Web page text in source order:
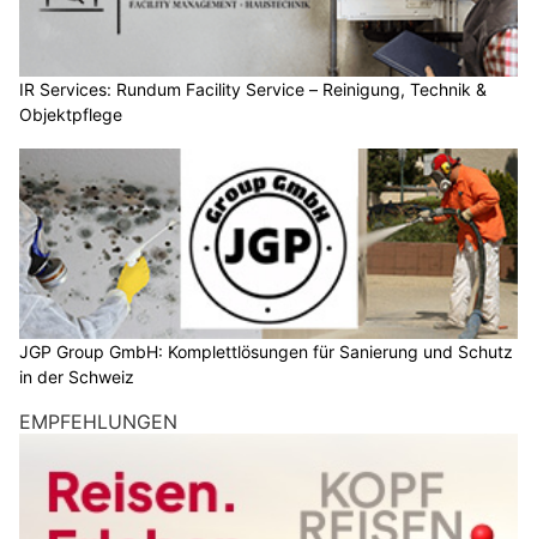
IR Services: Rundum Facility Service – Reinigung, Technik &
Objektpflege
JGP Group GmbH: Komplettlösungen für Sanierung und Schutz
in der Schweiz
EMPFEHLUNGEN